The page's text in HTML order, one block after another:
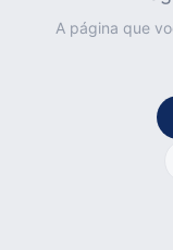
A página que